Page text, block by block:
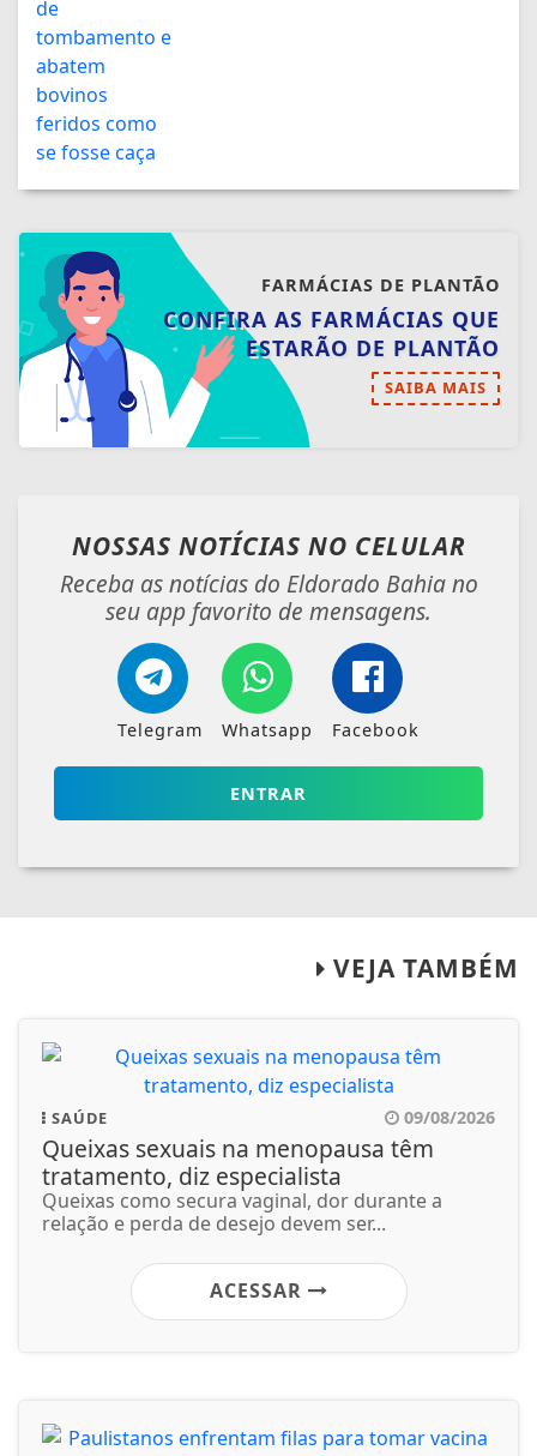
FARMÁCIAS DE PLANTÃO
CONFIRA AS FARMÁCIAS QUE
ESTARÃO DE PLANTÃO
SAIBA MAIS
NOSSAS NOTÍCIAS NO CELULAR
Receba as notícias do Eldorado Bahia no
seu app favorito de mensagens.
Telegram Whatsapp Facebook
ENTRAR
VEJA TAMBÉM
SAÚDE 09/08/2026
Queixas sexuais na menopausa têm
tratamento, diz especialista
Queixas como secura vaginal, dor durante a
relação e perda de desejo devem ser...
ACESSAR